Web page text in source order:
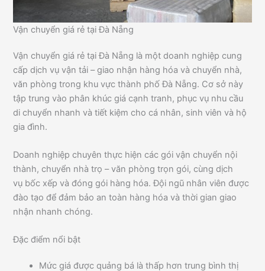
Vận chuyển giá rẻ tại Đà Nẵng
Vận chuyển giá rẻ tại Đà Nẵng là một doanh nghiệp cung
cấp dịch vụ vận tải – giao nhận hàng hóa và chuyển nhà,
văn phòng trong khu vực thành phố Đà Nẵng. Cơ sở này
tập trung vào phân khúc giá cạnh tranh, phục vụ nhu cầu
di chuyển nhanh và tiết kiệm cho cá nhân, sinh viên và hộ
gia đình.
Doanh nghiệp chuyên thực hiện các gói vận chuyển nội
thành, chuyển nhà trọ – văn phòng trọn gói, cùng dịch
vụ bốc xếp và đóng gói hàng hóa. Đội ngũ nhân viên được
đào tạo để đảm bảo an toàn hàng hóa và thời gian giao
nhận nhanh chóng.
Đặc điểm nổi bật
Mức giá được quảng bá là thấp hơn trung bình thị